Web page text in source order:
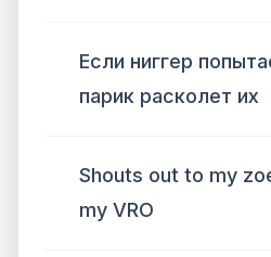
Если ниггер
парик расколет их
Shouts out to my
my VRO